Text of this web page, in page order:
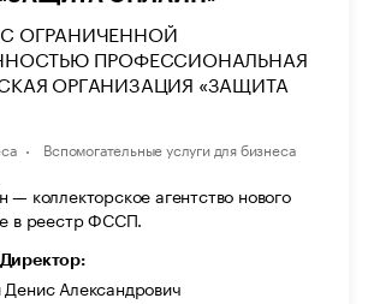
ОГРАНИЧЕННОЙ
ПРОФЕССИОНАЛЬНАЯ
ОРГАНИЗАЦИЯ «ЗАЩИТА
Вспомогательные услуги для бизнеса
— коллекторское агентство нового
в реестр ФССП.
Александрович